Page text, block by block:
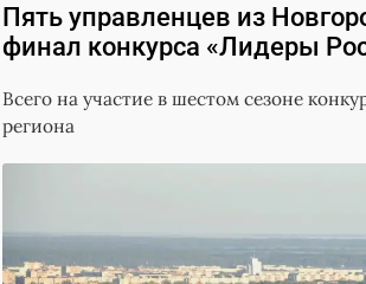
Пять управленцев из
финал конкурса «Лидеры
Всего на участие в шестом сезоне
региона